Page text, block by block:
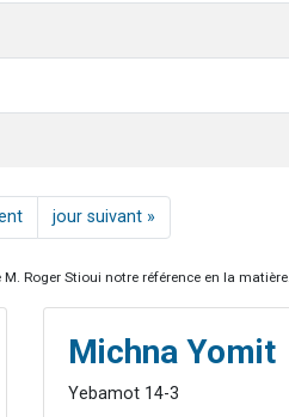
jour suivant »
Roger Stioui notre référence en la matière.
Michna Yomit
Yebamot 14-3